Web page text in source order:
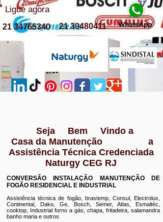
Ligue agora
21 30480411
21 34765340
Seja Bem Vindo a
Casa da Manutenção a
Assistência Técnica Credenciada
Naturgy CEG RJ
CONVERSÃO INSTALAÇÃO MANUTENÇÃO DE
FOGÃO RESIDENCIAL E INDUSTRIAL
Assistência técnica de fogão, brastemp, Consul, Electrolux,
Continental, Dako, Ge, Bosch, Semer, Atlas, Esmaltéc,
cooktop, Industrial forno a gás, chapa, fritadeira, salamandra
banho maria e outros